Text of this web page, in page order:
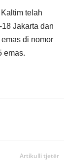
telah
Jakarta dan
di nomor
emas.
Artikulli tjetër